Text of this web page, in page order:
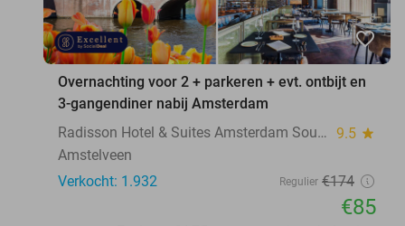
favorite_border
Overnachting voor 2 + parkeren + evt. ontbijt en
3-gangendiner nabij Amsterdam
Radisson Hotel & Suites Amsterdam South 9.5 star
Amstelveen
Verkocht: 1.932
Regulier €174
€85